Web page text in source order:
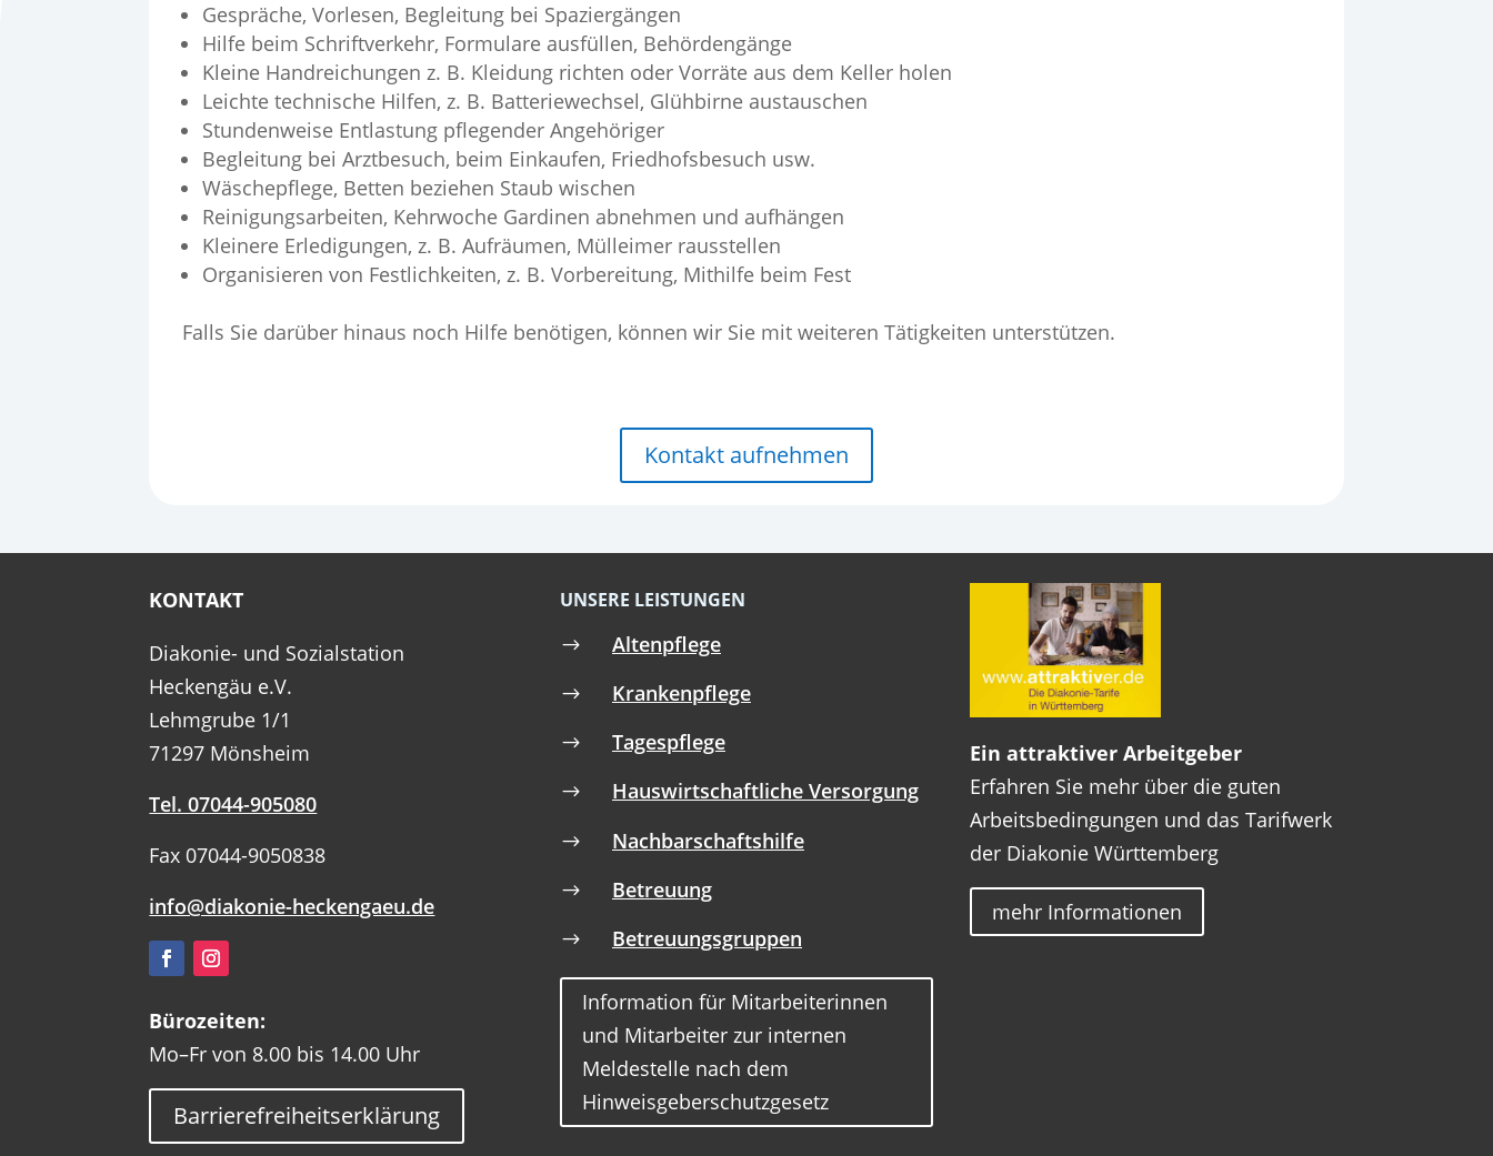
Gespräche, Vorlesen, Begleitung bei Spaziergängen
Hilfe beim Schriftverkehr, Formulare ausfüllen, Behördengänge
Kleine Handreichungen z. B. Kleidung richten oder Vorräte aus dem Keller holen
Leichte technische Hilfen, z. B. Batteriewechsel, Glühbirne austauschen
Stundenweise Entlastung pflegender Angehöriger
Begleitung bei Arztbesuch, beim Einkaufen, Friedhofsbesuch usw.
Wäschepflege, Betten beziehen Staub wischen
Reinigungsarbeiten, Kehrwoche Gardinen abnehmen und aufhängen
Kleinere Erledigungen, z. B. Aufräumen, Mülleimer rausstellen
Organisieren von Festlichkeiten, z. B. Vorbereitung, Mithilfe beim Fest
Falls Sie darüber hinaus noch Hilfe benötigen, können wir Sie mit weiteren Tätigkeiten unterstützen.
Kontakt aufnehmen
KONTAKT
Diakonie- und Sozialstation
Heckengäu e.V.
Lehmgrube 1/1
71297 Mönsheim
Tel. 07044-905080
Fax 07044-9050838
info@diakonie-heckengaeu.de
Bürozeiten:
Mo–Fr von 8.00 bis 14.00 Uhr
Barrierefreiheitserklärung
UNSERE LEISTUNGEN
$ Altenpflege
$ Krankenpflege
$ Tagespflege
$ Hauswirtschaftliche Versorgung
$ Nachbarschaftshilfe
$ Betreuung
$ Betreuungsgruppen
Information für Mitarbeiterinnen
und Mitarbeiter zur internen
Meldestelle nach dem
Hinweisgeberschutzgesetz
Ein attraktiver Arbeitgeber
Erfahren Sie mehr über die guten
Arbeitsbedingungen und das Tarifwerk
der Diakonie Württemberg
mehr Informationen